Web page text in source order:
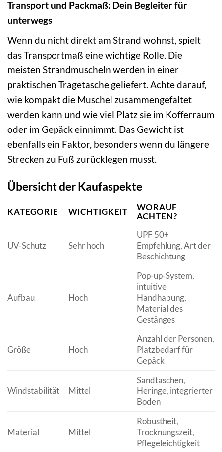
Transport und Packmaß: Dein Begleiter für
unterwegs
Wenn du nicht direkt am Strand wohnst, spielt
das Transportmaß eine wichtige Rolle. Die
meisten Strandmuscheln werden in einer
praktischen Tragetasche geliefert. Achte darauf,
wie kompakt die Muschel zusammengefaltet
werden kann und wie viel Platz sie im Kofferraum
oder im Gepäck einnimmt. Das Gewicht ist
ebenfalls ein Faktor, besonders wenn du längere
Strecken zu Fuß zurücklegen musst.
Übersicht der Kaufaspekte
KATEGORIE WICHTIGKEIT
WORAUF
ACHTEN?
UV-Schutz Sehr hoch
UPF 50+
Empfehlung, Art der
Beschichtung
Aufbau Hoch
Pop-up-System,
intuitive
Handhabung,
Material des
Gestänges
Größe Hoch
Anzahl der Personen,
Platzbedarf für
Gepäck
Windstabilität Mittel
Sandtaschen,
Heringe, integrierter
Boden
Material Mittel
Robustheit,
Trocknungszeit,
Pflegeleichtigkeit